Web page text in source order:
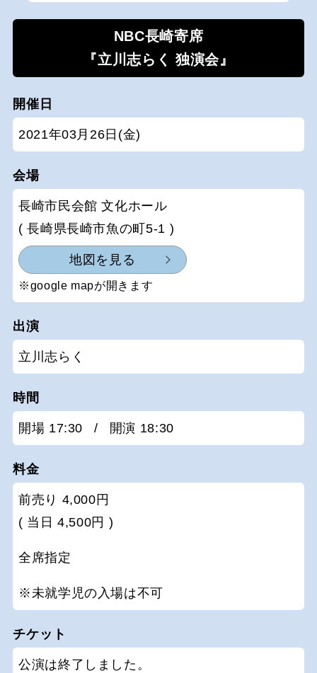
NBC長崎寄席
『立川志らく 独演会』
開催日
2021年03月26日(金)
会場
長崎市民会館 文化ホール
( 長崎県長崎市魚の町5-1 )
地図を見る
※google mapが開きます
出演
立川志らく
時間
開場 17:30 / 開演 18:30
料金
前売り 4,000円
( 当日 4,500円 )
全席指定
※未就学児の入場は不可
チケット
公演は終了しました。